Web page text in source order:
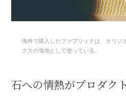
海外で購入したファブリックは、オリジ
クスの張地として使っている。
石への情熱がプロダク